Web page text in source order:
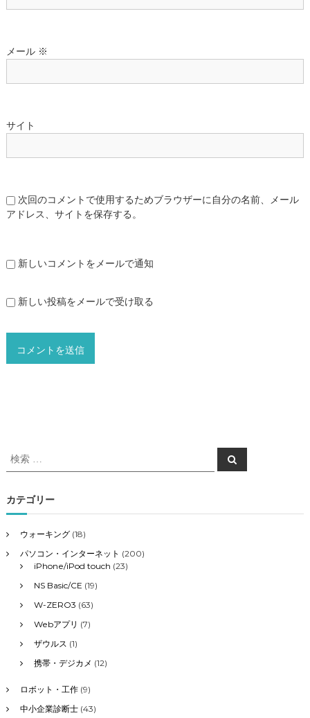
メール ※
サイト
次回のコメントで使用するためブラウザーに自分の名前、メール
アドレス、サイトを保存する。
新しいコメントをメールで通知
新しい投稿をメールで受け取る
検
索
象
:
検
索
カテゴリー
ウォーキング(18)
パソコン・インターネット (200)
iPhone/iPod touch (23)
NS Basic/CE (19)
W-ZERO3 (63)
Webアプリ (7)
ザウルス (1)
携帯・デジカメ (12)
ロボット・工作(9)
中小企業診断士(43)